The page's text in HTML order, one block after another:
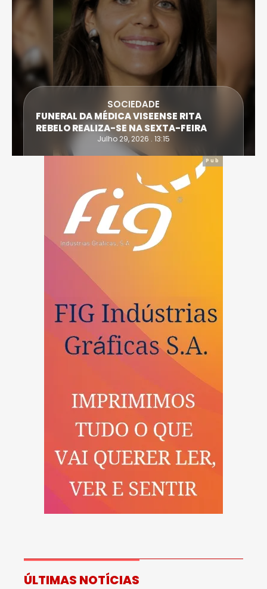
SOCIEDADE
FUNERAL DA MÉDICA VISEENSE RITA
REBELO REALIZA-SE NA SEXTA-FEIRA
Julho 29, 2026 . 13:15
Pub
ÚLTIMAS NOTÍCIAS